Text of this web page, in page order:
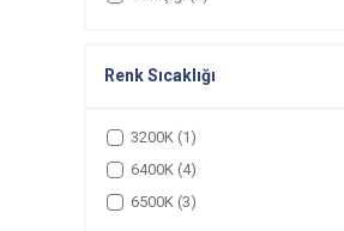
Renk Sıcaklığı
3200K (1)
6400K (4)
6500K (3)